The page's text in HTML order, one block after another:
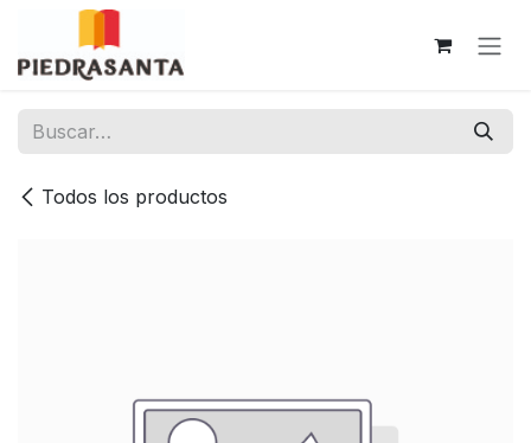
Ir al contenido
Todos los productos